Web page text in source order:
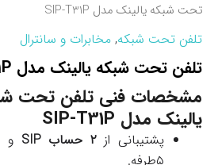
تحت شبکه یالینک مدل SIP-T31P
تلفن تحت شبکه, مخابرات و سانترال
تلفن تحت شبکه یالینک مدل SIP-T31P
مشخصات فنی تلفن تحت
یالینک مدل SIP-T31P
پشتیبانی از۲ حساب SIP
و
۵طرفه.